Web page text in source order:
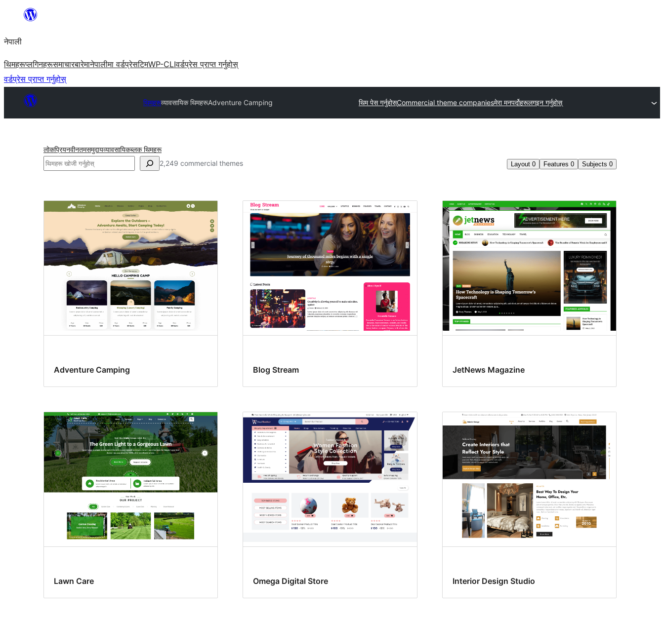
सामग्रीमा
नेपाली
थिमहरूप्लगिनहरूसमाचारबारेमानेपालीमा वर्डप्रेसटिमWP-CLIवर्डप्रेस प्राप्त गर्नुहोस्
वर्डप्रेस प्राप्त गर्नुहोस्
थिमहरूव्यावसायिक थिमहरूAdventure Camping थिम पेस गर्नुहोस्Commercial theme companiesमेरा मनपर्दोहरूलगइन गर्नुहोस्
लोकप्रियनवीनतमसमुदायव्यावसायिकब्लक थिमहरू
खोज्नुहोस् 2,249 commercial themes Layout 0 Features 0 Subjects 0
व्यावसायिक
Adventure Camping Blog Stream JetNews Magazine
Lawn Care Omega Digital Store Interior Design Studio